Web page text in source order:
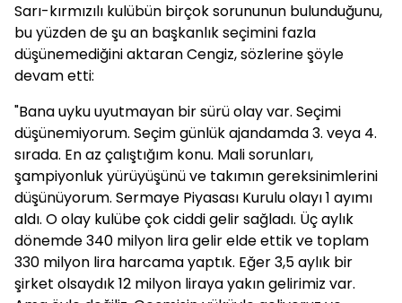
Sarı-kırmızılı kulübün birçok sorununun bulunduğunu,
bu yüzden de şu an başkanlık seçimini fazla
düşünemediğini aktaran Cengiz, sözlerine şöyle
devam etti:
"Bana uyku uyutmayan bir sürü olay var. Seçimi
düşünemiyorum. Seçim günlük ajandamda 3. veya 4.
sırada. En az çalıştığım konu. Mali sorunları,
şampiyonluk yürüyüşünü ve takımın gereksinimlerini
düşünüyorum. Sermaye Piyasası Kurulu olayı 1 ayımı
aldı. O olay kulübe çok ciddi gelir sağladı. Üç aylık
dönemde 340 milyon lira gelir elde ettik ve toplam
330 milyon lira harcama yaptık. Eğer 3,5 aylık bir
şirket olsaydık 12 milyon liraya yakın gelirimiz var.